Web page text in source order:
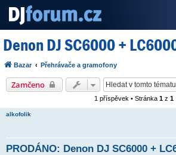
Server o DJ technice a DJingu
Denon DJ SC6000 +
Bazar Přehrávače a gramofony
Zamčeno
1 příspěvek • Stránka 1z 1
alkofolik
PRODÁNO: Denon DJ SC6000 +